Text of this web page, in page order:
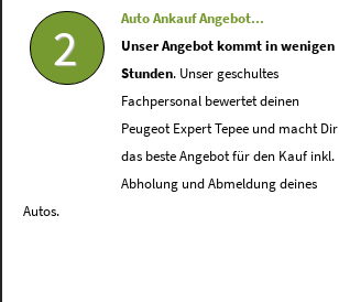
2
Auto Ankauf Angebot...
Unser Angebot kommt in wenigen
Stunden. Unser geschultes
Fachpersonal bewertet deinen
Peugeot Expert Tepee und macht Dir
das beste Angebot für den Kauf inkl.
Abholung und Abmeldung deines
Autos.